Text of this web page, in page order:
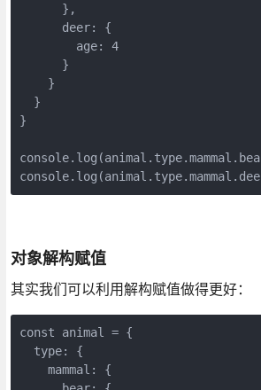
      },
      deer: {
        age: 4
      }
    }
  }
}
对象解构赋值
其实我们可以利用解构赋值做得更好：
const animal = {
  type: {
    mammal: {